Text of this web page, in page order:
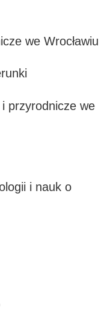
we Wrocławiu
przyrodnicze we
i nauk o